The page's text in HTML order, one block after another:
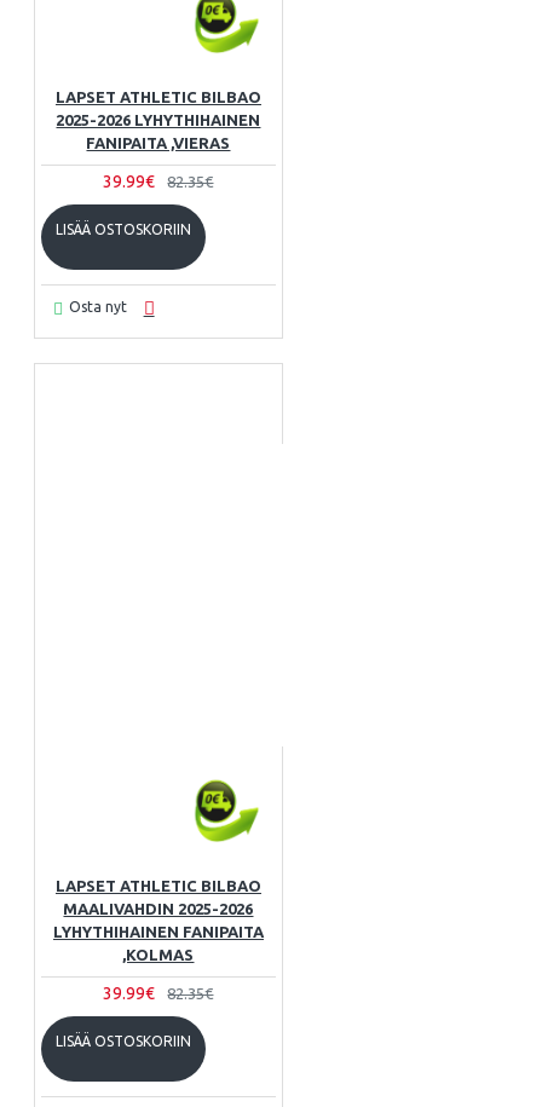
LAPSET ATHLETIC BILBAO
2025-2026 LYHYTHIHAINEN
FANIPAITA ,VIERAS
39.99€ 82.35€
LISÄÄ OSTOSKORIIN
Osta nyt
LAPSET ATHLETIC BILBAO
MAALIVAHDIN 2025-2026
LYHYTHIHAINEN FANIPAITA
,KOLMAS
39.99€ 82.35€
LISÄÄ OSTOSKORIIN